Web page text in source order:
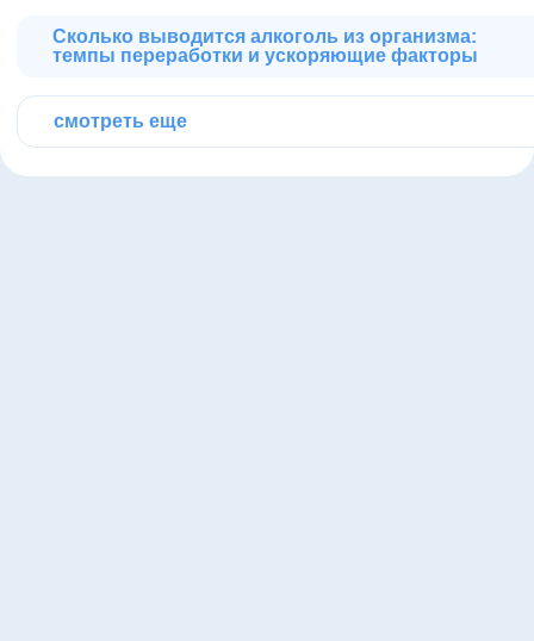
Сколько выводится алкоголь из организма:
темпы переработки и ускоряющие факторы
смотреть еще